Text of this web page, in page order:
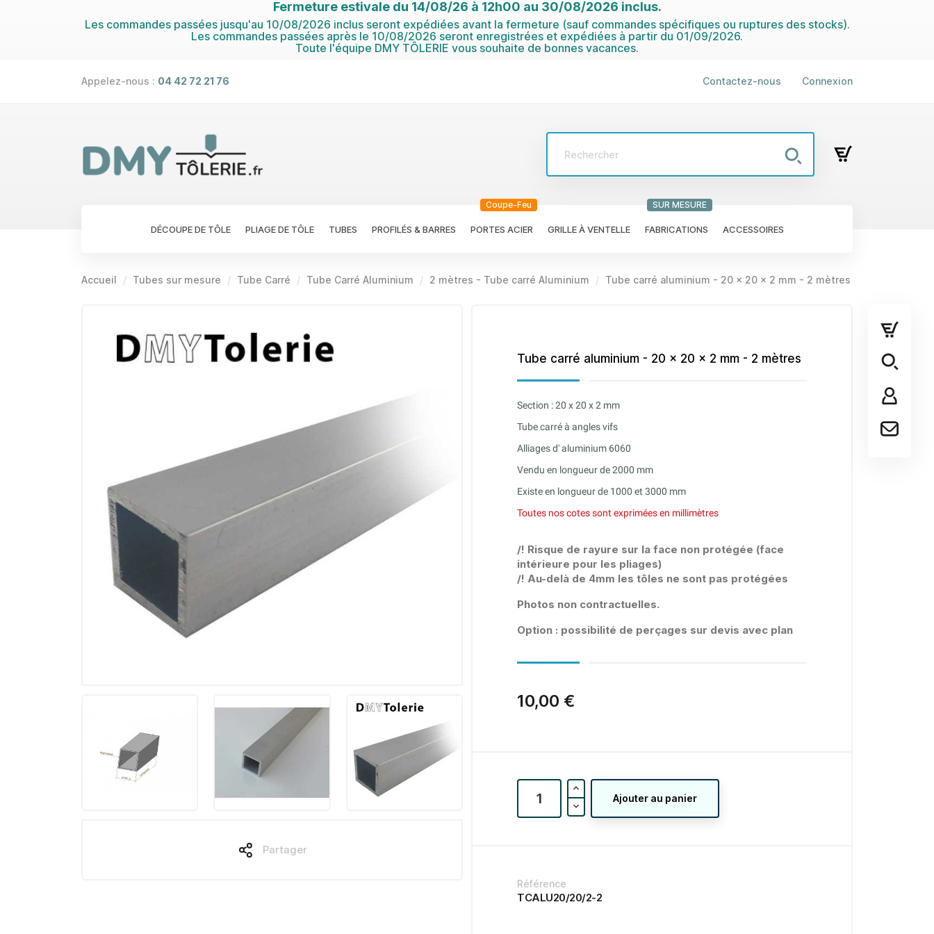
Fermeture estivale du 14/08/26 à 12h00 au 30/08/2026 inclus.
Les commandes passées jusqu'au 10/08/2026 inclus seront expédiées avant la fermeture (sauf commandes spécifiques ou ruptures des stocks).
Les commandes passées après le 10/08/2026 seront enregistrées et expédiées à partir du 01/09/2026.
Toute l'équipe DMY TÔLERIE vous souhaite de bonnes vacances.
Appelez-nous : 04 42 72 21 76 Contactez-nous Connexion
DÉCOUPE DE TÔLE PLIAGE DE TÔLE TUBES PROFILÉS & BARRES PORTES ACIER
Coupe-Feu
GRILLE À VENTELLE FABRICATIONS
SUR MESURE
ACCESSOIRES
Accueil Tubes sur mesure Tube Carré Tube Carré Aluminium 2 mètres - Tube carré Aluminium Tube carré aluminium - 20 x 20 x 2 mm - 2 mètres
Partager
Tube carré aluminium - 20 x 20 x 2 mm - 2 mètres
Section : 20 x 20 x 2 mm
Tube carré à angles vifs
Alliages d' aluminium 6060
Vendu en longueur de 2000 mm
Existe en longueur de 1000 et 3000 mm
Toutes nos cotes sont exprimées en millimètres
/! Risque de rayure sur la face non protégée (face
intérieure pour les pliages)
/! Au-delà de 4mm les tôles ne sont pas protégées
Photos non contractuelles.
Option : possibilité de perçages sur devis avec plan
10,00 €
Ajouter au panier
Référence
TCALU20/20/2-2